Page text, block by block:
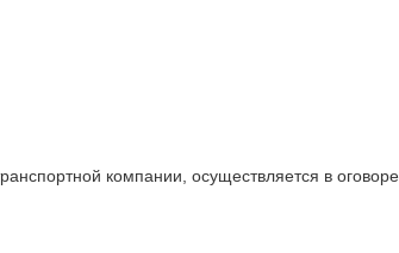
компании, осуществляется в